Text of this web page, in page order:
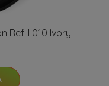
Refill 010 Ivory